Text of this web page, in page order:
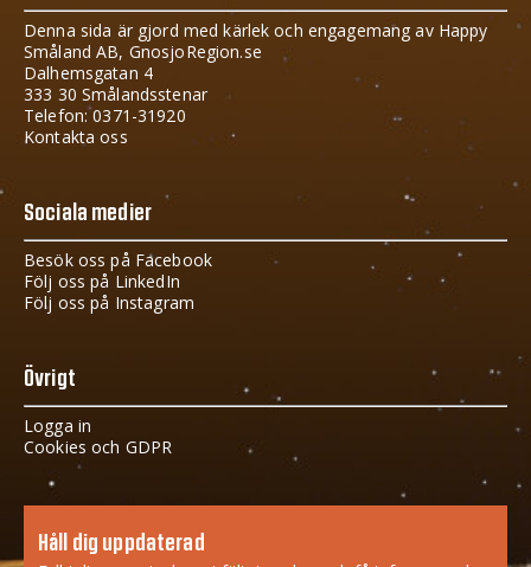
Denna sida är gjord med kärlek och engagemang av Happy
Småland AB, GnosjoRegion.se
Dalhemsgatan 4
333 30 Smålandsstenar
Telefon: 0371-31920
Kontakta oss
Sociala medier
Besök oss på Facebook
Följ oss på LinkedIn
Följ oss på Instagram
Övrigt
Logga in
Cookies och GDPR
Håll dig uppdaterad